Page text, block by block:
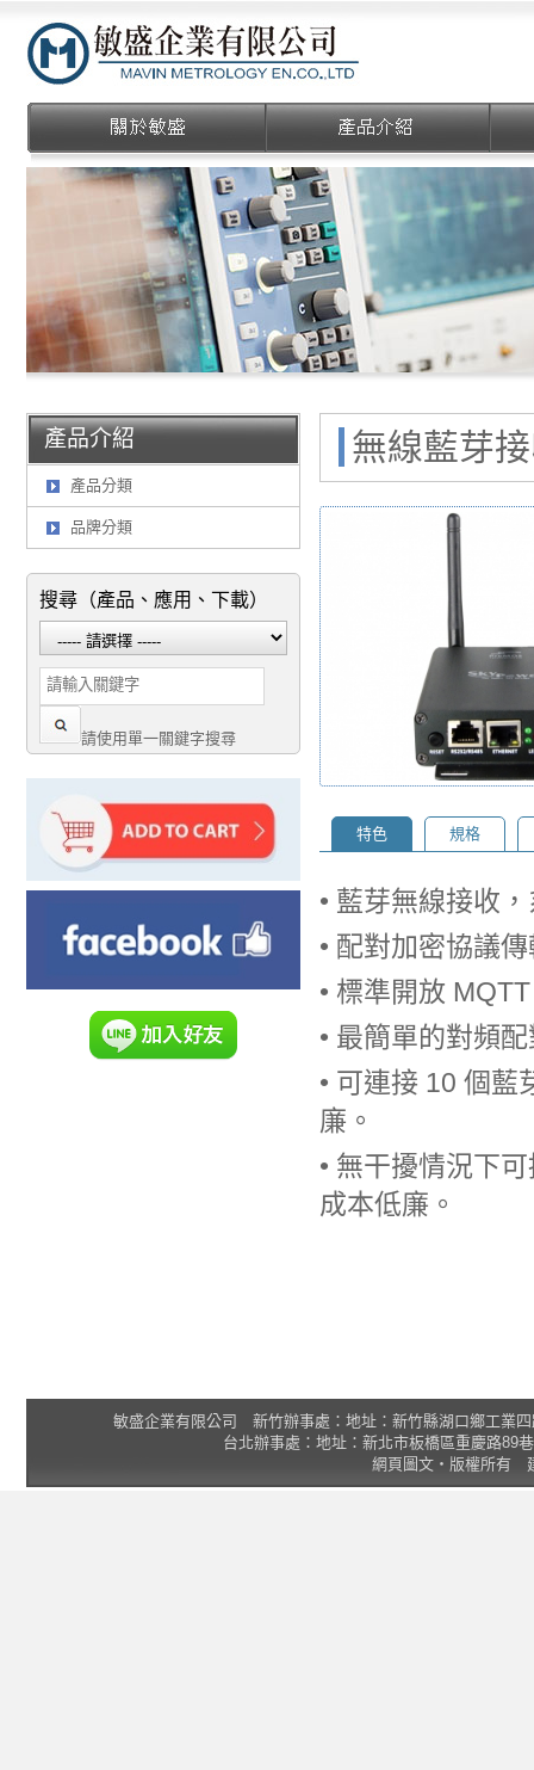
產品介紹
產品分類
品牌分類
搜尋（產品、應用、下載）
請使用單一關鍵字搜尋
無線藍芽
特色 規格
• 藍芽無線接收
• 配對加密協議
• 標準開放
• 最簡單的對頻
• 可連接 10 個
廉。
• 無干擾情況下
成本低廉。
敏盛企業有限公司 新竹辦事處：地址：新竹縣湖口鄉工業
台北辦事處：地址：新北市板橋區重慶路89
網頁圖文‧版權所有 建